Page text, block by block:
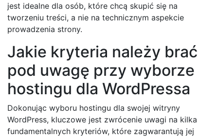
jest idealne dla osób, które chcą skupić się na
tworzeniu treści, a nie na technicznym aspekcie
prowadzenia strony.
Jakie kryteria należy brać
pod uwagę przy wyborze
hostingu dla WordPressa
Dokonując wyboru hostingu dla swojej witryny
WordPress, kluczowe jest zwrócenie uwagi na kilka
fundamentalnych kryteriów, które zagwarantują jej